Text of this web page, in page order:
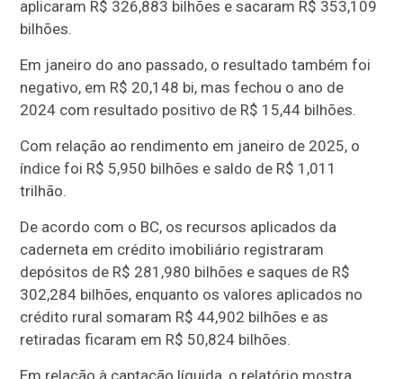
aplicaram R$ 326,883 bilhões e sacaram R$ 353,109
bilhões.
Em janeiro do ano passado, o resultado também foi
negativo, em R$ 20,148 bi, mas fechou o ano de
2024 com resultado positivo de R$ 15,44 bilhões.
Com relação ao rendimento em janeiro de 2025, o
índice foi R$ 5,950 bilhões e saldo de R$ 1,011
trilhão.
De acordo com o BC, os recursos aplicados da
caderneta em crédito imobiliário registraram
depósitos de R$ 281,980 bilhões e saques de R$
302,284 bilhões, enquanto os valores aplicados no
crédito rural somaram R$ 44,902 bilhões e as
retiradas ficaram em R$ 50,824 bilhões.